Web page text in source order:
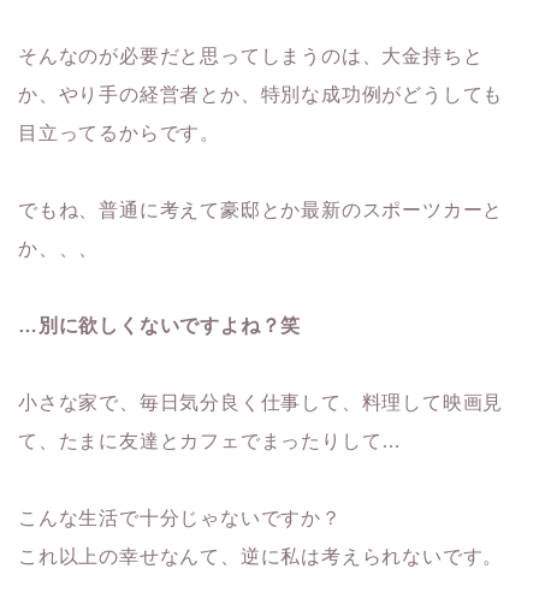
そんなのが必要だと思ってしまうのは、大金持ちと
か、やり手の経営者とか、特別な成功例がどうしても
目立ってるからです。
でもね、普通に考えて豪邸とか最新のスポーツカーと
か、、、
…別に欲しくないですよね？笑
小さな家で、毎日気分良く仕事して、料理して映画見
て、たまに友達とカフェでまったりして…
こんな生活で十分じゃないですか？
これ以上の幸せなんて、逆に私は考えられないです。